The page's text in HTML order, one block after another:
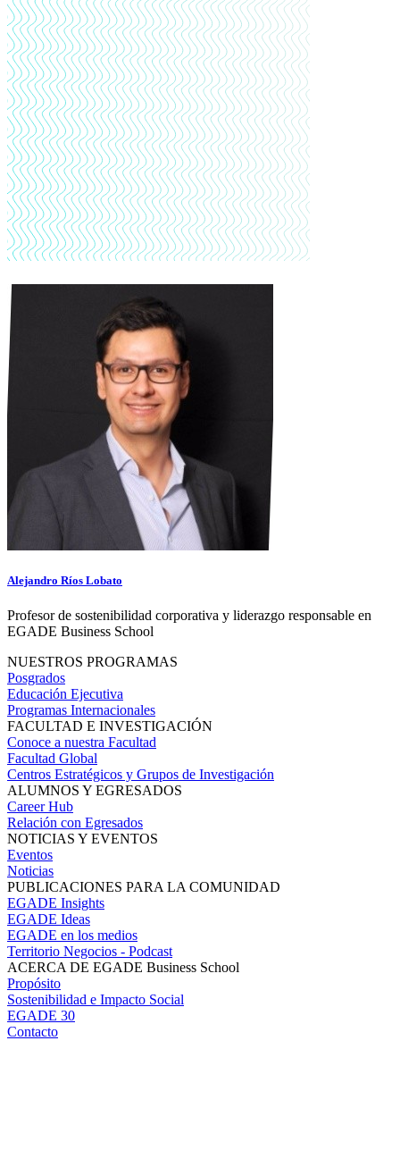
Alejandro Ríos Lobato
Profesor de sostenibilidad corporativa y liderazgo responsable en
EGADE Business School
NUESTROS PROGRAMAS
Posgrados
Educación Ejecutiva
Programas Internacionales
FACULTAD E INVESTIGACIÓN
Conoce a nuestra Facultad
Facultad Global
Centros Estratégicos y Grupos de Investigación
ALUMNOS Y EGRESADOS
Career Hub
Relación con Egresados
NOTICIAS Y EVENTOS
Eventos
Noticias
PUBLICACIONES PARA LA COMUNIDAD
EGADE Insights
EGADE Ideas
EGADE en los medios
Territorio Negocios - Podcast
ACERCA DE EGADE Business School
Propósito
Sostenibilidad e Impacto Social
EGADE 30
Contacto